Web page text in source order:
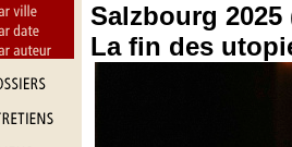
Salzbourg 2025
La fin des